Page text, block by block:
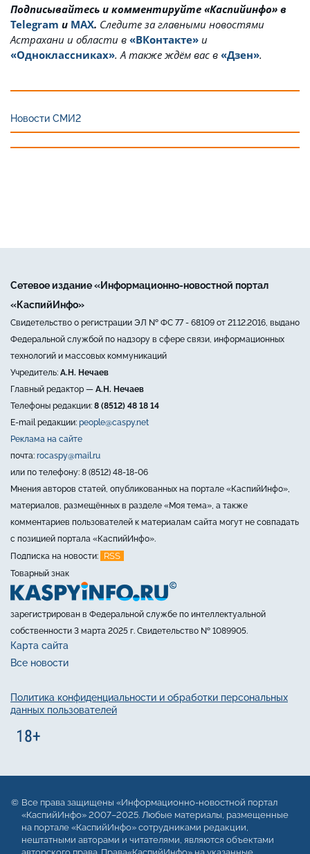
Подписывайтесь и комментируйте «Каспийинфо» в
Telegram и MAX. Cледите за главными новостями
Астрахани и области в «ВКонтакте» и
«Одноклассниках». А также ждём вас в «Дзен».
Новости СМИ2
Сетевое издание «Информационно-новостной портал
«КаспийИнфо»
Свидетельство о регистрации ЭЛ № ФС 77 - 68109 от 21.12.2016, выдано
Федеральной службой по надзору в сфере связи, информационных
технологий и массовых коммуникаций
Учредитель: А.Н. Нечаев
Главный редактор — А.Н. Нечаев
Телефоны редакции: 8 (8512) 48 18 14
E-mail редакции: people@caspy.net
Реклама на сайте
почта: rocaspy@mail.ru
или по телефону: 8 (8512) 48-18-06
Мнения авторов статей, опубликованных на портале «КаспийИнфо»,
материалов, размещённых в разделе «Моя тема», а также
комментариев пользователей к материалам сайта могут не совпадать
с позицией портала «КаспийИнфо».
Подписка на новости:
RSS
Товарный знак
зарегистрирован в Федеральной службе по интеллектуальной
собственности 3 марта 2025 г. Свидетельство № 1089905.
Карта сайта
Все новости
Политика конфиденциальности и обработки персональных
данных пользователей
Все права защищены «Информационно-новостной портал
«КаспийИнфо» 2007–2025. Любые материалы, размещенные
на портале «КаспийИнфо» сотрудниками редакции,
нештатными авторами и читателями, являются объектами